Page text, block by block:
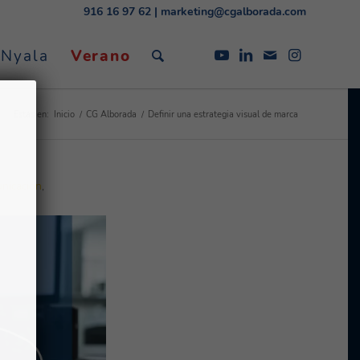
916 16 97 62 | marketing@cgalborada.com
Verano
Estás en: Inicio / CG Alborada / Definir una estrategia visual de marca
,